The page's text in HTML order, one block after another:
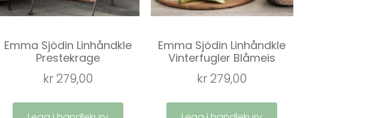
Emma Sjödin Linhåndkle
Prestekrage
kr279,00
Emma Sjödin Linhåndkle
Vinterfugler Blåmeis
kr279,00